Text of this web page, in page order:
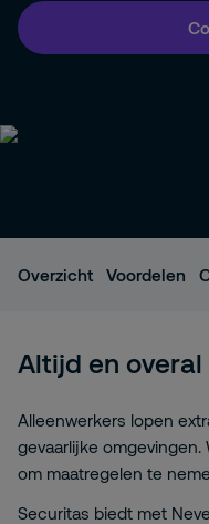
Overzicht Voordelen
Altijd en
Alleenwerkers lopen
gevaarlijke
om maatregelen te
Securitas biedt met